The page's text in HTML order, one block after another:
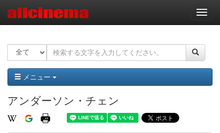
ナ
ビ
ー
ョ
ン
メニュー
アンダーソン・チェン